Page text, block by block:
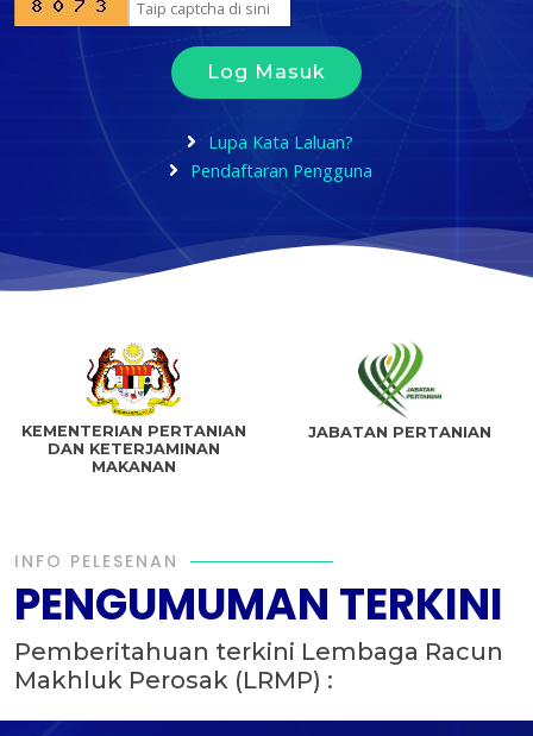
Log Masuk
Lupa Kata Laluan?
Pendaftaran Pengguna
KEMENTERIAN PERTANIAN
DAN KETERJAMINAN
MAKANAN
JABATAN PERTANIAN
INFO PELESENAN
PENGUMUMAN TERKINI
Pemberitahuan terkini Lembaga Racun
Makhluk Perosak (LRMP) :